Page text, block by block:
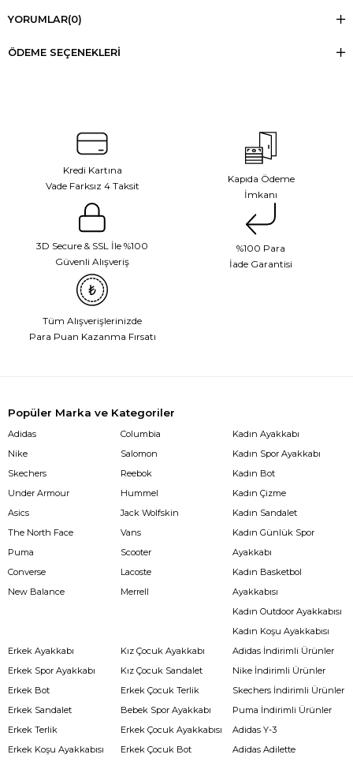
YORUMLAR(0)
ÖDEME SEÇENEKLERI
Kredi Kartına
Vade Farksız 4 Taksit
Kapıda Ödeme
İmkanı
3D Secure & SSL İle %100
Güvenli Alışveriş
%100 Para
İade Garantisi
Tüm Alışverişlerinizde
Para Puan Kazanma Fırsatı
Popüler Marka ve Kategoriler
Adidas
Nike
Skechers
Under Armour
Asics
The North Face
Puma
Converse
New Balance
Columbia
Salomon
Reebok
Hummel
Jack Wolfskin
Vans
Scooter
Lacoste
Merrell
Kadın Ayakkabı
Kadın Spor Ayakkabı
Kadın Bot
Kadın Çizme
Kadın Sandalet
Kadın Günlük Spor
Ayakkabı
Kadın Basketbol
Ayakkabısı
Kadın Outdoor Ayakkabısı
Kadın Koşu Ayakkabısı
Erkek Ayakkabı
Erkek Spor Ayakkabı
Erkek Bot
Erkek Sandalet
Erkek Terlik
Erkek Koşu Ayakkabısı
Kız Çocuk Ayakkabı
Kız Çocuk Sandalet
Erkek Çocuk Terlik
Bebek Spor Ayakkabı
Erkek Çocuk Ayakkabısı
Erkek Çocuk Bot
Adidas İndirimli Ürünler
Nike İndirimli Ürünler
Skechers İndirimli Ürünler
Puma İndirimli Ürünler
Adidas Y-3
Adidas Adilette